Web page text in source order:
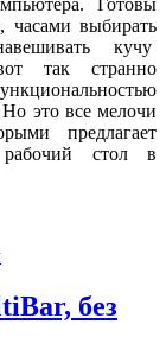
Готовы
часами выбирать
кучу
так странно
это все мелочи
предлагает
стол в
без